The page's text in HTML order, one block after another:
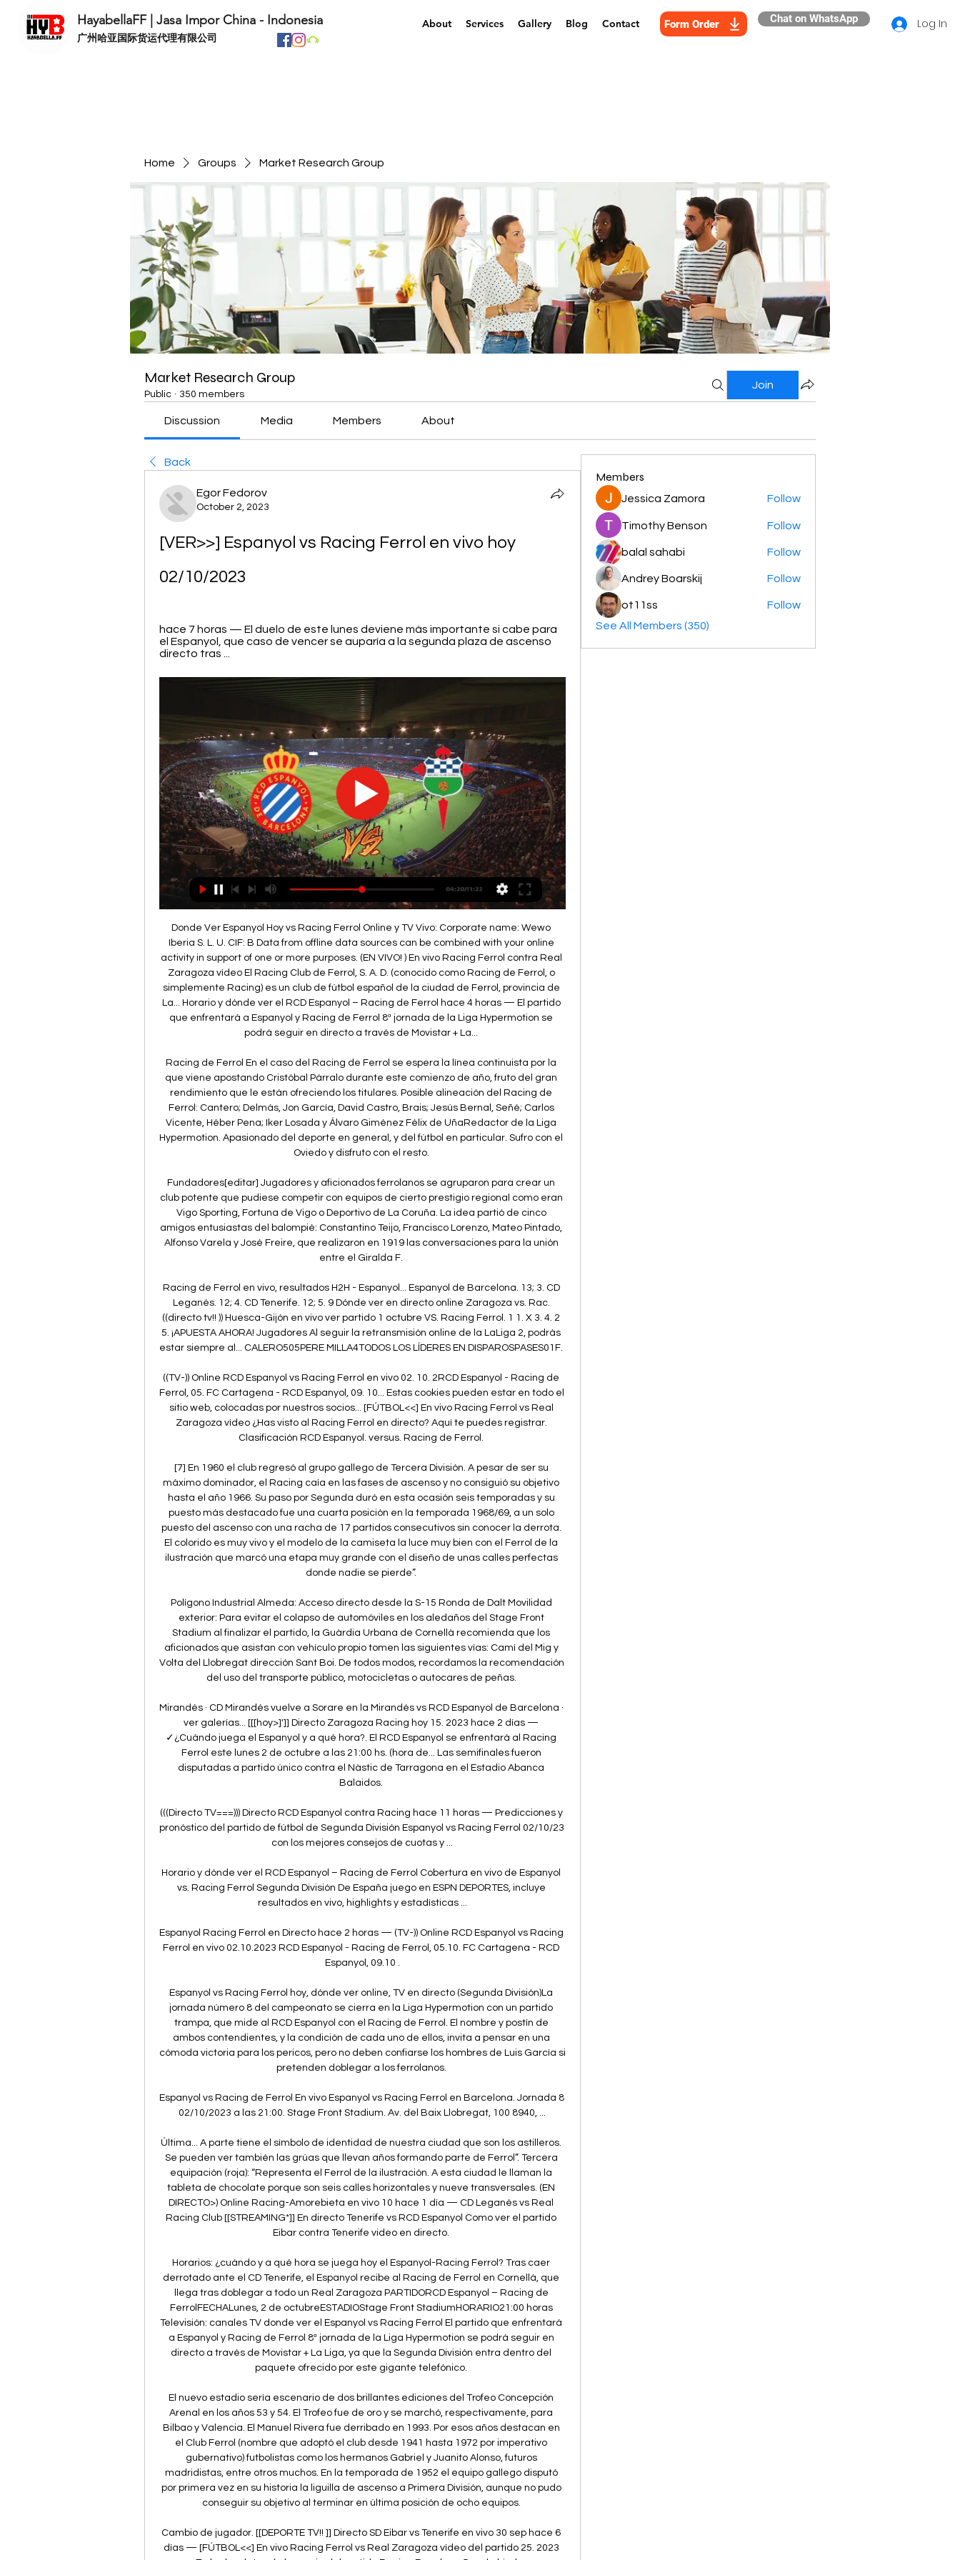
HayabellaFF | Jasa Impor China - Indonesia
​广州哈亚国际货运代理有限公司
About Services Gallery Blog Contact Form Order Chat on WhatsApp Log In
Home Groups Market Research Group
Market Research Group
Public · 350 members
Join
Discussion Media Members About
Back
Egor Fedorov
October 2, 2023
[VER>>] Espanyol vs Racing Ferrol en vivo hoy
02/10/2023
hace 7 horas — El duelo de este lunes deviene más importante si cabe para
el Espanyol, que caso de vencer se auparía a la segunda plaza de ascenso
directo tras ...
Donde Ver Espanyol Hoy vs Racing Ferrol Online y TV Vivo: Corporate name: Wewo Iberia S. L. U. CIF: B Data from offline data sources can be combined with your online activity in support of one or more purposes. (EN VIVO! ) En vivo Racing Ferrol contra Real Zaragoza vídeo El Racing Club de Ferrol, S. A. D. (conocido como Racing de Ferrol, o simplemente Racing) es un club de fútbol español de la ciudad de Ferrol, provincia de La... Horario y dónde ver el RCD Espanyol – Racing de Ferrol hace 4 horas — El partido que enfrentará a Espanyol y Racing de Ferrol 8ª jornada de la Liga Hypermotion se podrá seguir en directo a través de Movistar + La... 

Racing de Ferrol En el caso del Racing de Ferrol se espera la línea continuista por la que viene apostando Cristóbal Párralo durante este comienzo de año, fruto del gran rendimiento que le están ofreciendo los titulares. Posible alineación del Racing de Ferrol: Cantero; Delmás, Jon García, David Castro, Brais; Jesús Bernal, Señé; Carlos Vicente, Héber Pena; Iker Losada y Álvaro Giménez Félix de UñaRedactor de la Liga Hypermotion. Apasionado del deporte en general, y del fútbol en particular. Sufro con el Oviedo y disfruto con el resto. 

Fundadores[editar] Jugadores y aficionados ferrolanos se agruparon para crear un club potente que pudiese competir con equipos de cierto prestigio regional como eran Vigo Sporting, Fortuna de Vigo o Deportivo de La Coruña. La idea partió de cinco amigos entusiastas del balompié: Constantino Teijo, Francisco Lorenzo, Mateo Pintado, Alfonso Varela y José Freire, que realizaron en 1919 las conversaciones para la unión entre el Giralda F. 

Racing de Ferrol en vivo, resultados H2H - Espanyol... Espanyol de Barcelona. 13; 3. CD Leganés. 12; 4. CD Tenerife. 12; 5. 9 Dónde ver en directo online Zaragoza vs. Rac. ((directo tv!! )) Huesca-Gijón en vivo ver partido 1 octubre VS. Racing Ferrol. 1 1. X 3. 4. 2 5. ¡APUESTA AHORA! Jugadores Al seguir la retransmisión online de la LaLiga 2, podrás estar siempre al... CALERO505PERE MILLA4TODOS LOS LÍDERES EN DISPAROSPASES01F. 

((TV-)) Online RCD Espanyol vs Racing Ferrol en vivo 02. 10. 2RCD Espanyol - Racing de Ferrol, 05. FC Cartagena - RCD Espanyol, 09. 10... Estas cookies pueden estar en todo el sitio web, colocadas por nuestros socios... [FÚTBOL<<] En vivo Racing Ferrol vs Real Zaragoza vídeo ¿Has visto al Racing Ferrol en directo? Aquí te puedes registrar. Clasificación RCD Espanyol. versus. Racing de Ferrol. 

[7]​ En 1960 el club regresó al grupo gallego de Tercera División. A pesar de ser su máximo dominador, el Racing caía en las fases de ascenso y no consiguió su objetivo hasta el año 1966. Su paso por Segunda duró en esta ocasión seis temporadas y su puesto más destacado fue una cuarta posición en la temporada 1968/69, a un solo puesto del ascenso con una racha de 17 partidos consecutivos sin conocer la derrota. El colorido es muy vivo y el modelo de la camiseta la luce muy bien con el Ferrol de la ilustración que marcó una etapa muy grande con el diseño de unas calles perfectas donde nadie se pierde”. 

Polígono Industrial Almeda: Acceso directo desde la S-15 Ronda de Dalt Movilidad exterior: Para evitar el colapso de automóviles en los aledaños del Stage Front Stadium al finalizar el partido, la Guàrdia Urbana de Cornellà recomienda que los aficionados que asistan con vehículo propio tomen las siguientes vías: Camí del Mig y Volta del Llobregat dirección Sant Boi. De todos modos, recordamos la recomendación del uso del transporte público, motocicletas o autocares de peñas. 

Mirandés · CD Mirandés vuelve a Sorare en la Mirandés vs RCD Espanyol de Barcelona · ver galerías... [[[hoy>]']] Directo Zaragoza Racing hoy 15. 2023 hace 2 días — ✓¿Cuándo juega el Espanyol y a qué hora?. El RCD Espanyol se enfrentará al Racing Ferrol este lunes 2 de octubre a las 21:00 hs. (hora de... Las semifinales fueron disputadas a partido único contra el Nàstic de Tarragona en el Estadio Abanca Balaidos. 

(((Directo TV===))) Directo RCD Espanyol contra Racing hace 11 horas — Predicciones y pronóstico del partido de fútbol de Segunda División Espanyol vs Racing Ferrol 02/10/23 con los mejores consejos de cuotas y ...

Horario y dónde ver el RCD Espanyol – Racing de Ferrol Cobertura en vivo de Espanyol vs. Racing Ferrol Segunda División De España juego en ESPN DEPORTES, incluye resultados en vivo, highlights y estadísticas ...

Espanyol Racing Ferrol en Directo hace 2 horas — (TV-)) Online RCD Espanyol vs Racing Ferrol en vivo 02.10.2023 RCD Espanyol - Racing de Ferrol, 05.10. FC Cartagena - RCD Espanyol, 09.10 .

Espanyol vs Racing Ferrol hoy, dónde ver online, TV en directo (Segunda División)La jornada número 8 del campeonato se cierra en la Liga Hypermotion con un partido trampa, que mide al RCD Espanyol con el Racing de Ferrol. El nombre y postín de ambos contendientes, y la condición de cada uno de ellos, invita a pensar en una cómoda victoria para los pericos, pero no deben confiarse los hombres de Luis García si pretenden doblegar a los ferrolanos. 

Espanyol vs Racing de Ferrol En vivo Espanyol vs Racing Ferrol en Barcelona. Jornada 8 02/10/2023 a las 21:00. Stage Front Stadium. Av. del Baix Llobregat, 100 8940, ...

Última... A parte tiene el símbolo de identidad de nuestra ciudad que son los astilleros. Se pueden ver también las grúas que llevan años formando parte de Ferrol”. Tercera equipación (roja): “Representa el Ferrol de la ilustración. A esta ciudad le llaman la tableta de chocolate porque son seis calles horizontales y nueve transversales. (EN DIRECTO>) Online Racing-Amorebieta en vivo 10 hace 1 día — CD Leganés vs Real Racing Club [[STREAMING*]] En directo Tenerife vs RCD Espanyol Como ver el partido Eibar contra Tenerife video en directo. 

Horarios: ¿cuándo y a qué hora se juega hoy el Espanyol-Racing Ferrol? Tras caer derrotado ante el CD Tenerife, el Espanyol recibe al Racing de Ferrol en Cornellá, que llega tras doblegar a todo un Real Zaragoza PARTIDORCD Espanyol – Racing de FerrolFECHALunes, 2 de octubreESTADIOStage Front StadiumHORARIO21:00 horas Televisión: canales TV donde ver el Espanyol vs Racing Ferrol El partido que enfrentará a Espanyol y Racing de Ferrol 8ª jornada de la Liga Hypermotion se podrá seguir en directo a través de Movistar + La Liga, ya que la Segunda División entra dentro del paquete ofrecido por este gigante telefónico. 

El nuevo estadio sería escenario de dos brillantes ediciones del Trofeo Concepción Arenal en los años 53 y 54. El Trofeo fue de oro y se marchó, respectivamente, para Bilbao y Valencia. El Manuel Rivera fue derribado en 1993. Por esos años destacan en el Club Ferrol (nombre que adoptó el club desde 1941 hasta 1972 por imperativo gubernativo) futbolistas como los hermanos Gabriel y Juanito Alonso, futuros madridistas, entre otros muchos. En la temporada de 1952 el equipo gallego disputó por primera vez en su historia la liguilla de ascenso a Primera División, aunque no pudo conseguir su objetivo al terminar en última posición de ocho equipos. 

Cambio de jugador. [[DEPORTE TV!! ]] Directo SD Eibar vs Tenerife en vivo 30 sep hace 6 días — [FÚTBOL<<] En vivo Racing Ferrol vs Real Zaragoza vídeo del partido 25. 2023 Todos los datos de la previa del partido Racing Ferrol vs... 5 m de hierba naturalUniforme Titular Alternativo Última temporadaLiga Primera Federación(2022-23) 1. º (Grupo I) Copa Copa del Rey(2022-23) Primera ronda Actualidad Segunda División 2023-24Página web oficial[editar datos en Wikidata] El Racing Club de Ferrol, S. (conocido como Racing de Ferrol, o simplemente Racing) es un club de fútbol español de la ciudad de Ferrol, provincia de La Coruña, Galicia que compite en Segunda División. 

[[en vivo ver partido!!]] Hoy RCD Espanyol vs Racing Ferrol Cobertura en vivo de Racing Ferrol vs. Espanyol Segunda División De España juego en ESPN, incluye resultados en vivo, highlights y estadísticas ...

[HOY>>>] Alcorcón vs Racing Ferrol en vivo hoy 1 Cuando comience el partido, podrás seguir Espanyol vs Racing de Ferrol en vivo Para consultar el calendario y los resultados de fútbol de hoy, visita nuestra ...

Estadio[editar] Campo de Caranza En junio de 1919 se inauguró el campo de Caranza, con el encuentro Racing-Deportivo (que finalizó con un 1-5 favorable para los coruñeses). Esto dejó un mal sabor de boca a los ferrolanos por lo que exigieron un nuevo partido, en el que de nuevo fueron derrotados por los coruñeses por 4-3, aunque fue un partido con un inicio excelente del Racing que dominaba por 1-3, pero la figura de Ramón González, que marcó 3 goles en 4 minutos, dio la vuelta al marcador. a finales de ese mes). El arranque racinguista tuvo lugar en el campo de sport de Caranza, que ya venía usándose desde mediados de la década por los diferentes clubs existentes, pero que no fue inaugurado oficialmente hasta el 13 de julio de 1919 con un partido entre el Racing y el Deportivo de La Coruña, con quien más de cien años después sigue disputando, cuando coinciden, el derbi de las rías altas. 

RCD Espanyol vs Racing Club de Ferrol | Segunda División hace 7 horas — El duelo de este lunes deviene más importante si cabe para el Espanyol, que caso de vencer se auparía a la segunda plaza de ascenso directo tras ...

Desembolsado en su totalidad el capital social exigido por la Comisión Mixta, el 26 de julio de 2001, en presencia de D. Pedro Luis García de los Huertos Vidal, Notario de Ferrol, del Ilustre Colegio de La Coruña, comparecen D. Isidro Silveira Cameselle, D. José Mª Criado Labajo, D. Espanyol vs Racing Ferrol hoy, dónde ver - Fútbol Moderno Partido Espanyol vs Racing Club Ferrol - LaLiga 2 (9/30/2023): Marcador en vivo, retransmisión, estadísticas y resultados directos en Tribuna. 

También podrás seguir en directo el resultado del partido en nuestros marcadores online para que no te pierdas nada de este duelo entre aspirantes al ascenso. La mejor manera de ver online y TV es a través de Yomvi desde España. España: Movistar +, en
Members
Jessica Zamora Follow
Timothy Benson Follow
balal sahabi Follow
Andrey Boarskij Follow
ot11ss
Follow
See All Members (350)